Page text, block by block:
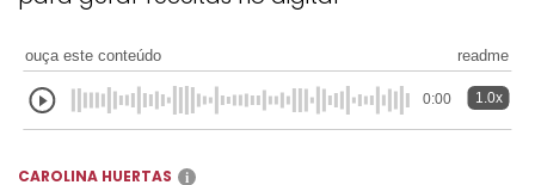
ouça este conteúdo readme
0:00 1.0x
CAROLINA HUERTAS i